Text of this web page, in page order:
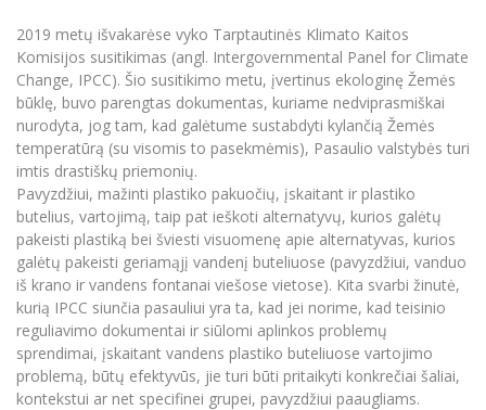
Partnerystės
Azijos centras
Vilniaus Karaliaus Sedžiongo institutas
Frankofoniškų šalių studijų centras
Azijos centras
Vilniaus Karaliaus Sedžiongo institutas
Frankofoniškų šalių studijų centras
Viešai skelbiama informacija
Parama Ukrainai
Civilinė sauga
Korupcijos prevencija
Studijų tvarkaraštis
Informacinė sistema "Studijos"
Darbuotojų elektroninis paštas
Daugiafaktorinė autentifikacija universiteto
darbuotojams (MFA)
Mokslininkų profiliai "CRIS"
Bendruomenės gerovė
Darbuotojų kvalifikacijos kėlimas
MRU norminių teisės aktų duomenų bazė
Intranetas
eDVS
Microsoft Office 365
MRU mobilios programėlės
2019 metų išvakarėse vyko Tarptautinės Klimato Kaitos
Komisijos susitikimas (angl. Intergovernmental Panel for Climate
Change, IPCC). Šio susitikimo metu, įvertinus ekologinę Žemės
būklę, buvo parengtas dokumentas, kuriame nedviprasmiškai
nurodyta, jog tam, kad galėtume sustabdyti kylančią Žemės
temperatūrą (su visomis to pasekmėmis), Pasaulio valstybės turi
imtis drastiškų priemonių.
Pavyzdžiui, mažinti plastiko pakuočių, įskaitant ir plastiko
butelius, vartojimą, taip pat ieškoti alternatyvų, kurios galėtų
pakeisti plastiką bei šviesti visuomenę apie alternatyvas, kurios
galėtų pakeisti geriamąjį vandenį buteliuose (pavyzdžiui, vanduo
iš krano ir vandens fontanai viešose vietose). Kita svarbi žinutė,
kurią IPCC siunčia pasauliui yra ta, kad jei norime, kad teisinio
reguliavimo dokumentai ir siūlomi aplinkos problemų
sprendimai, įskaitant vandens plastiko buteliuose vartojimo
problemą, būtų efektyvūs, jie turi būti pritaikyti konkrečiai šaliai,
kontekstui ar net specifinei grupei, pavyzdžiui paaugliams.